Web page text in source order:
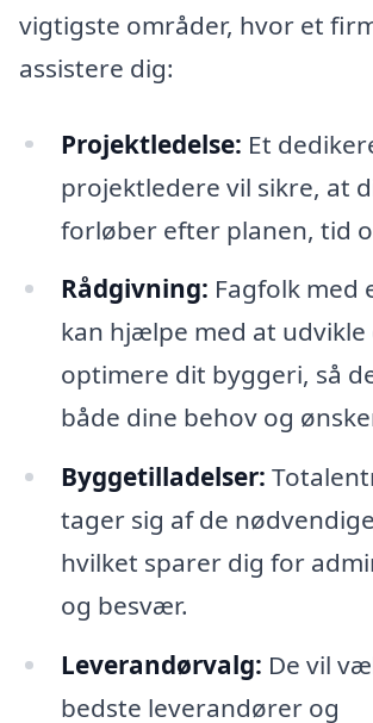
vigtigste områder, hvor et
assistere dig:
Projektledelse: Et
projektledere vil sikre, at
forløber efter planen, tid
Rådgivning: Fagfolk med
kan hjælpe med at udvikle
optimere dit byggeri, så
både dine behov og
Byggetilladelser:
tager sig af de
hvilket sparer dig for
og besvær.
Leverandørvalg: De vil
bedste leverandører og